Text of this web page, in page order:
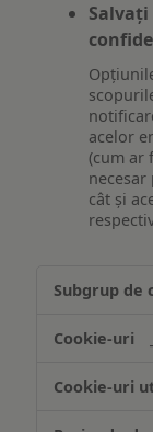
acelor
(cum ar
cât și
ului